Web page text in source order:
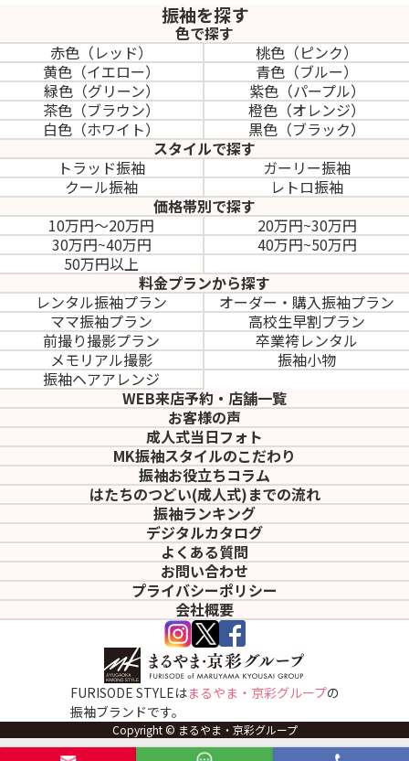
振袖を探す
色で探す
赤色（レッド）
桃色（ピンク）
黄色（イエロー）
青色（ブルー）
緑色（グリーン）
紫色（パープル）
茶色（ブラウン）
橙色（オレンジ）
白色（ホワイト）
黒色（ブラック）
スタイルで探す
トラッド振袖
ガーリー振袖
クール振袖
レトロ振袖
価格帯別で探す
10万円～20万円
20万円~30万円
30万円~40万円
40万円~50万円
50万円以上
料金プランから探す
レンタル振袖プラン
オーダー・購入振袖プラン
ママ振袖プラン
高校生早割プラン
前撮り撮影プラン
卒業袴レンタル
メモリアル撮影
振袖小物
振袖ヘアアレンジ
WEB来店予約・店舗一覧
お客様の声
成人式当日フォト
MK振袖スタイルのこだわり
振袖お役立ちコラム
はたちのつどい(成人式)までの流れ
振袖ランキング
デジタルカタログ
よくある質問
お問い合わせ
プライバシーポリシー
会社概要
FURISODE STYLEはまるやま・京彩グループの
振袖ブランドです。
Copyright © まるやま・京彩グループ